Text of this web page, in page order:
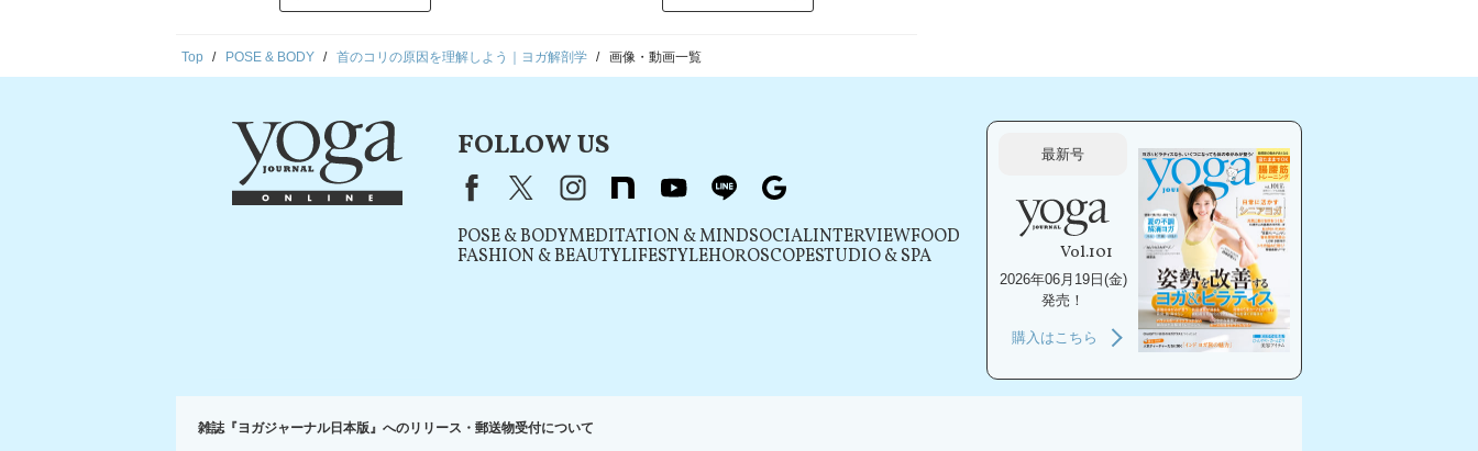
Top POSE & BODY 首のコリの原因を理解しよう｜ヨガ解剖学 画像・動画一覧
FOLLOW US
FacebookX（旧Twitter）
instagram
note youtube line
POSE & BODYMEDITATION & MINDSOCIALINTERVIEWFOOD
FASHION & BEAUTYLIFESTYLEHOROSCOPESTUDIO & SPA
最新号
Vol.101
2026年06月19日(金)
発売！
購入はこちら
雑誌『ヨガジャーナル日本版』へのリリース・郵送物受付について